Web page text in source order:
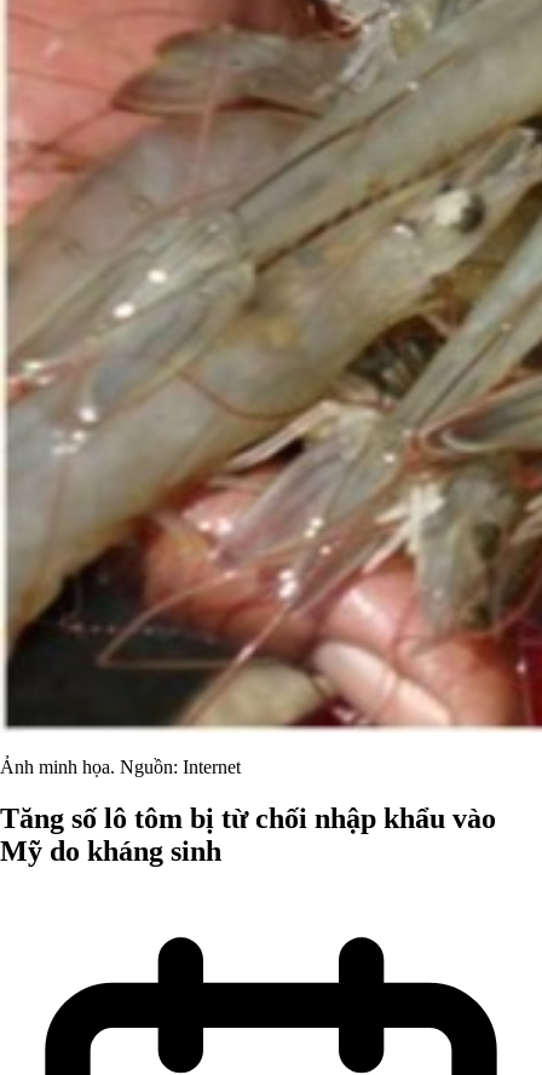
Ảnh minh họa. Nguồn: Internet
Tăng số lô tôm bị từ chối nhập khẩu vào
Mỹ do kháng sinh